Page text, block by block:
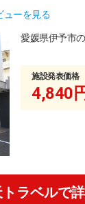
ューを見る
愛媛県伊予市
施設発表価格
4,840
ラベルで